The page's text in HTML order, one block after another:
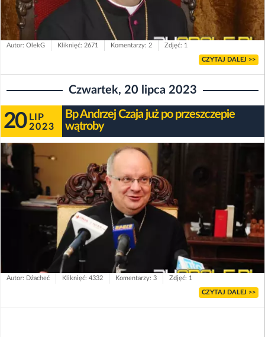
Autor: OlekG Kliknięć: 2671 Komentarzy: 2 Zdjęć: 1
CZYTAJ DALEJ >>
Czwartek, 20 lipca 2023
20 LIP
2023
Bp Andrzej Czaja już po przeszczepie
wątroby
Autor: Dżacheć Kliknięć: 4332 Komentarzy: 3 Zdjęć: 1
CZYTAJ DALEJ >>